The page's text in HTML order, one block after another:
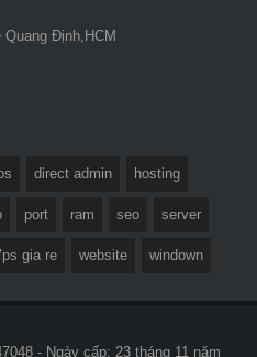
Định,HCM
direct admin hosting
port ram seo server
gia re website windown
- Ngày cấp: 23 tháng 11 năm